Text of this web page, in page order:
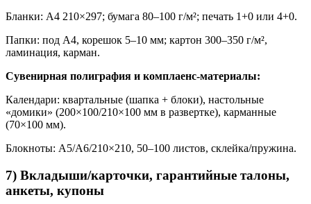
Бланки: A4 210×297; бумага 80–100 г/м²; печать 1+0 или 4+0.
Папки: под A4, корешок 5–10 мм; картон 300–350 г/м²,
ламинация, карман.
Сувенирная полиграфия и комплаенс-материалы:
Календари: квартальные (шапка + блоки), настольные
«домики» (200×100/210×100 мм в развертке), карманные
(70×100 мм).
Блокноты: A5/A6/210×210, 50–100 листов, склейка/пружина.
7) Вкладыши/карточки, гарантийные талоны,
анкеты, купоны